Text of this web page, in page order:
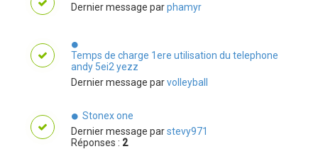
Dernier message parphamyr
Temps de charge 1ere utilisation du telephone
andy 5ei2 yezz
Dernier message parvolleyball
Stonex one
Dernier message parstevy971
Réponses : 2